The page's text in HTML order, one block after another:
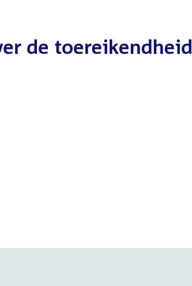
de toereikendheid